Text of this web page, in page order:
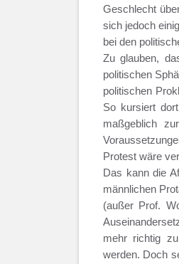
Geschlecht
sich jedoch
bei den
Zu glauben,
politischen
politischen
So kursiert
maßgeblich
Protest wäre
Das kann die
männlichen
(außer Prof.
mehr richtig
werden. Doch